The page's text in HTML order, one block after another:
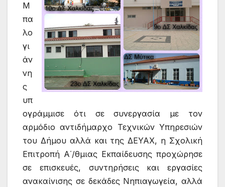
Μ
πα
λο
γι
άν
νη
ς
υπ
ογράμμισε ότι σε συνεργασία με τον
αρμόδιο αντιδήμαρχο Τεχνικών Υπηρεσιών
του Δήμου αλλά και της ΔΕΥΑΧ, η Σχολική
Επιτροπή Α΄/θμιας Εκπαίδευσης προχώρησε
σε επισκευές, συντηρήσεις και εργασίες
ανακαίνισης σε δεκάδες Νηπιαγωγεία, αλλά